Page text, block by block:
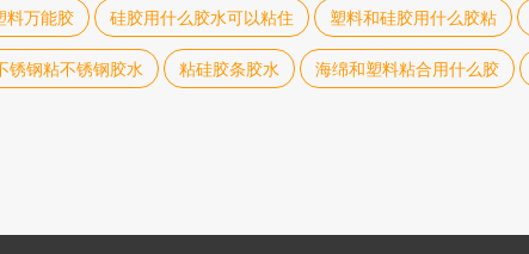
料万能胶 硅胶用什么胶水可以粘住 塑料和硅胶用什么胶粘
锈钢粘不锈钢胶水 粘硅胶条胶水 海绵和塑料粘合用什么胶